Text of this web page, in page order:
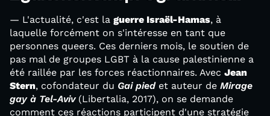
— L'actualité, c'est la guerre Israël-Hamas, à
laquelle forcément on s'intéresse en tant que
personnes queers. Ces derniers mois, le soutien de
pas mal de groupes LGBT à la cause palestinienne a
été raillée par les forces réactionnaires. Avec Jean
Stern, cofondateur du Gai piedet auteur de Mirage
gay à Tel-Aviv(Libertalia, 2017), on se demande
comment ces réactions participent d'une stratégie